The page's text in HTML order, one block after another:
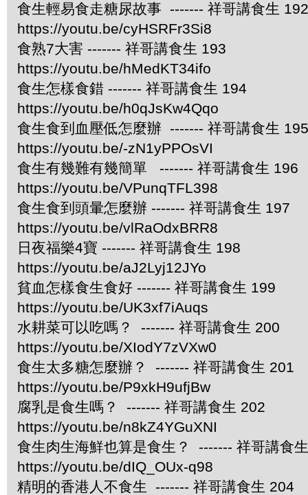
食生輕易食走糖尿故事 ------- 祥哥講食生 192
https://youtu.be/cyHSRFr3Si8
食熟7大害 ------- 祥哥講食生 193
https://youtu.be/hMedKT34ifo
食生怎樣食錯 ------- 祥哥講食生 194
https://youtu.be/h0qJsKw4Qqo
食生食到血壓低怎麼辦 ------- 祥哥講食生 195
https://youtu.be/-zN1yPPOsVI
食生有幾難有幾簡單 ------- 祥哥講食生 196
https://youtu.be/VPunqTFL398
食生食到頭暈怎麼辦 ------- 祥哥講食生 197
https://youtu.be/vlRaOdxBRR8
日夜福樂4寶 ------- 祥哥講食生 198
https://youtu.be/aJ2Lyj12JYo
貧血怎樣食生食好 ------- 祥哥講食生 199
https://youtu.be/UK3xf7iAuqs
水耕菜可以吃嗎？ ------- 祥哥講食生 200
https://youtu.be/XIodY7zVXw0
食生太多糖怎麼辦？ ------- 祥哥講食生 201
https://youtu.be/P9xkH9ufjBw
腐乳是食生嗎？ ------- 祥哥講食生 202
https://youtu.be/n8kZ4YGuXNI
食生肉生海鮮也算是食生？ ------- 祥哥講食
https://youtu.be/dIQ_OUx-q98
精明的香港人不食生 ------- 祥哥講食生 204